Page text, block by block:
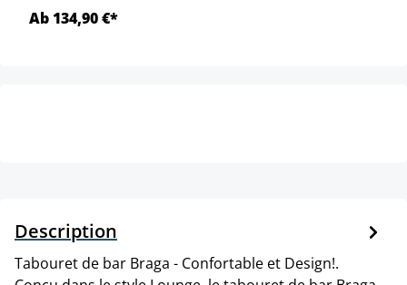
Ab 134,90 €*
Description
Tabouret de bar Braga - Confortable et Design!.